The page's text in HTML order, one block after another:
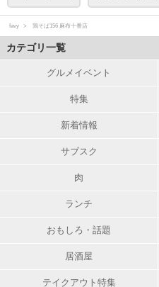
favy 鶏そば156 麻布十番店
カテゴリ一覧
グルメイベント
特集
新着情報
サブスク
肉
ランチ
おもしろ・話題
居酒屋
テイクアウト特集